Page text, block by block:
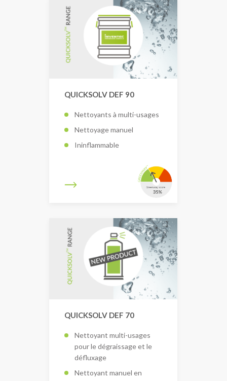
QUICKSOLV DEF 90
Nettoyants à multi-usages
Nettoyage manuel
Ininflammable
QUICKSOLV DEF 70
Nettoyant multi-usages
pour le dégraissage et le
défluxage
Nettoyant manuel en